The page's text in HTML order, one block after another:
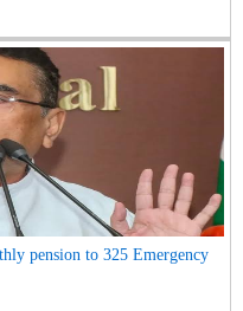
pension to 325 Emergency